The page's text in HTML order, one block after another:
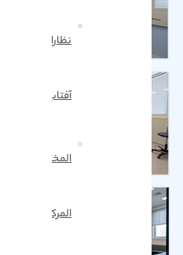
نظارات
آفتاب
المختبر
المركزي